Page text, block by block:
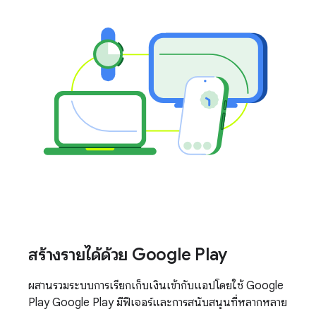
สร้างรายได้ด้วย Google Play
ผสานรวมระบบการเรียกเก็บเงินเข้ากับแอปโดยใช้ Google
Play Google Play มีฟีเจอร์และการสนับสนุนที่หลากหลาย